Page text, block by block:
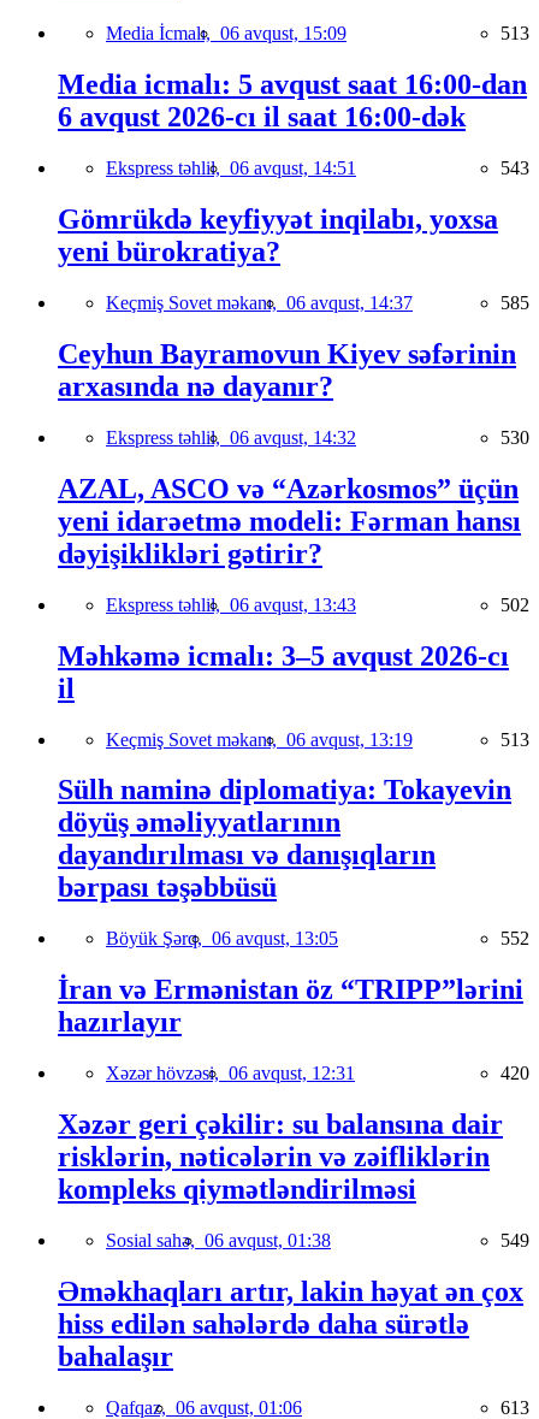
Media İcmalı, 06 avqust, 15:09 513
Media icmalı: 5 avqust saat 16:00-dan
6 avqust 2026-cı il saat 16:00-dək
Ekspress təhlil, 06 avqust, 14:51 543
Gömrükdə keyfiyyət inqilabı, yoxsa
yeni bürokratiya?
Keçmiş Sovet məkanı, 06 avqust, 14:37 585
Ceyhun Bayramovun Kiyev səfərinin
arxasında nə dayanır?
Ekspress təhlil, 06 avqust, 14:32 530
AZAL, ASCO və “Azərkosmos” üçün
yeni idarəetmə modeli: Fərman hansı
dəyişiklikləri gətirir?
Ekspress təhlil, 06 avqust, 13:43 502
Məhkəmə icmalı: 3–5 avqust 2026-cı
il
Keçmiş Sovet məkanı, 06 avqust, 13:19 513
Sülh naminə diplomatiya: Tokayevin
döyüş əməliyyatlarının
dayandırılması və danışıqların
bərpası təşəbbüsü
Böyük Şərq, 06 avqust, 13:05 552
İran və Ermənistan öz “TRIPP”lərini
hazırlayır
Xəzər hövzəsi, 06 avqust, 12:31 420
Xəzər geri çəkilir: su balansına dair
risklərin, nəticələrin və zəifliklərin
kompleks qiymətləndirilməsi
Sosial sahə, 06 avqust, 01:38 549
Əməkhaqları artır, lakin həyat ən çox
hiss edilən sahələrdə daha sürətlə
bahalaşır
Qafqaz, 06 avqust, 01:06 613